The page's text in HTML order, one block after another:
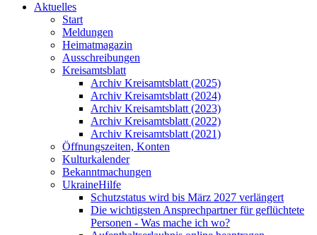
Aktuelles
Start
Meldungen
Heimatmagazin
Ausschreibungen
Kreisamtsblatt
Archiv Kreisamtsblatt (2025)
Archiv Kreisamtsblatt (2024)
Archiv Kreisamtsblatt (2023)
Archiv Kreisamtsblatt (2022)
Archiv Kreisamtsblatt (2021)
Öffnungszeiten, Konten
Kulturkalender
Bekanntmachungen
UkraineHilfe
Schutzstatus wird bis März 2027 verlängert
Die wichtigsten Ansprechpartner für geflüchtete
Personen - Was mache ich wo?